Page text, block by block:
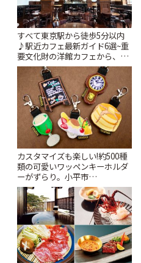
すべて東京駅から徒歩5分以内
♪駅近カフェ最新ガイド6選~重
要文化財の洋館カフェから、改
札すぐのレトロ喫茶まで~ | こと
りっぷ
カスタマイズも楽しい!約500種
類の可愛いワッペンキーホルダ
ーがずらり。小平市
「Kimamaya T&K」 | ことりっ
ぷ